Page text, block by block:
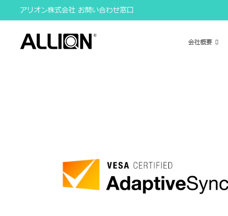
to
content
アリオン株式会社 お問い合わせ窓口
会社概要